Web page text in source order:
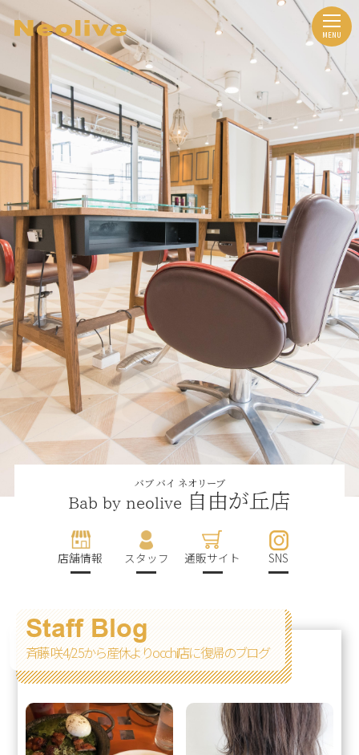
バブ バイ ネオリーブ
Bab by neolive 自由が丘店
店舗情報 スタッフ 通販サイト SNS
Staff Blog
斉藤 咲4/25から産休よりocchi店に復帰のブログ